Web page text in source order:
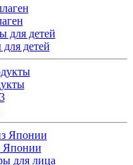
детей
Японии